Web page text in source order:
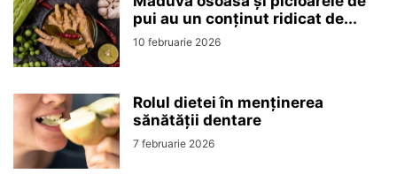
pui au un conținut ridicat de...
10 februarie 2026
Rolul dietei în menținerea
sănătății dentare
7 februarie 2026